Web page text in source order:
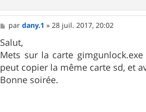
M
e
s
s
a
g
e
pardany.1 »28 juil. 2017, 20:02
Salut,
Mets sur la carte
peut copier la même carte sd, et
Bonne soirée.